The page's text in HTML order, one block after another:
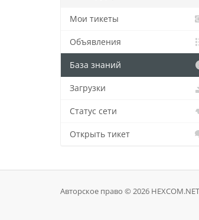
Мои тикеты
Объявления
База знаний
Загрузки
Статус сети
Открыть тикет
Авторское право © 2026